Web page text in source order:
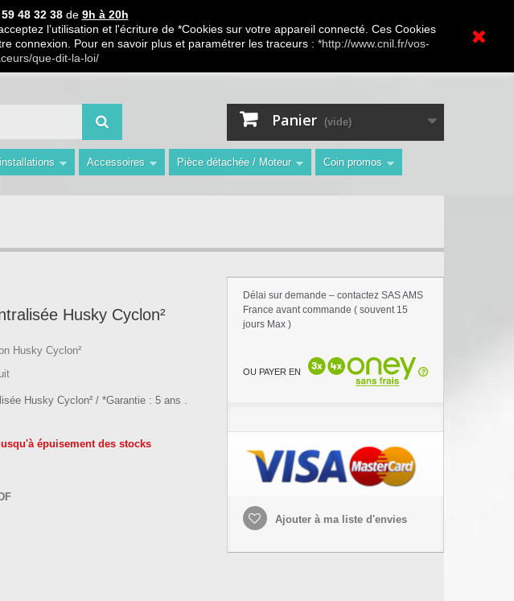
48 32 38de 9h à 20h
l’utilisation et l'écriture de *Cookies sur votre appareil connecté. Ces Cookies
connexion. Pour en savoir plus et paramétrer les traceurs : *http://www.cnil.fr/vos-
que-dit-la-loi/
en 3 X ou 4 X sans frais S.A.V Toutes marques
Connexion
Contactez-nous
Conseils en plus avec AMS "
Panier (vide)
Accessoires Pièce détachée / Moteur Coin promos
Husky Cyclon²
Husky Cyclon²
Husky Cyclon² / *Garantie : 5 ans .
épuisement des stocks
Délai sur demande – contactez SAS AMS
France avant commande ( souvent 15
jours Max )
OU PAYER EN
Ajouter à ma liste d'envies